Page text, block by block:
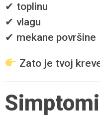
✔ toplinu
✔ vlagu
✔ mekane površine
Zato je tvoj